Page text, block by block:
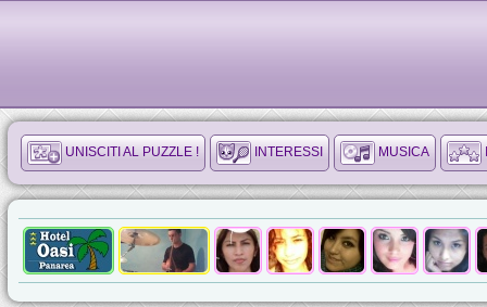
UNISCITI AL PUZZLE ! INTERESSI MUSICA